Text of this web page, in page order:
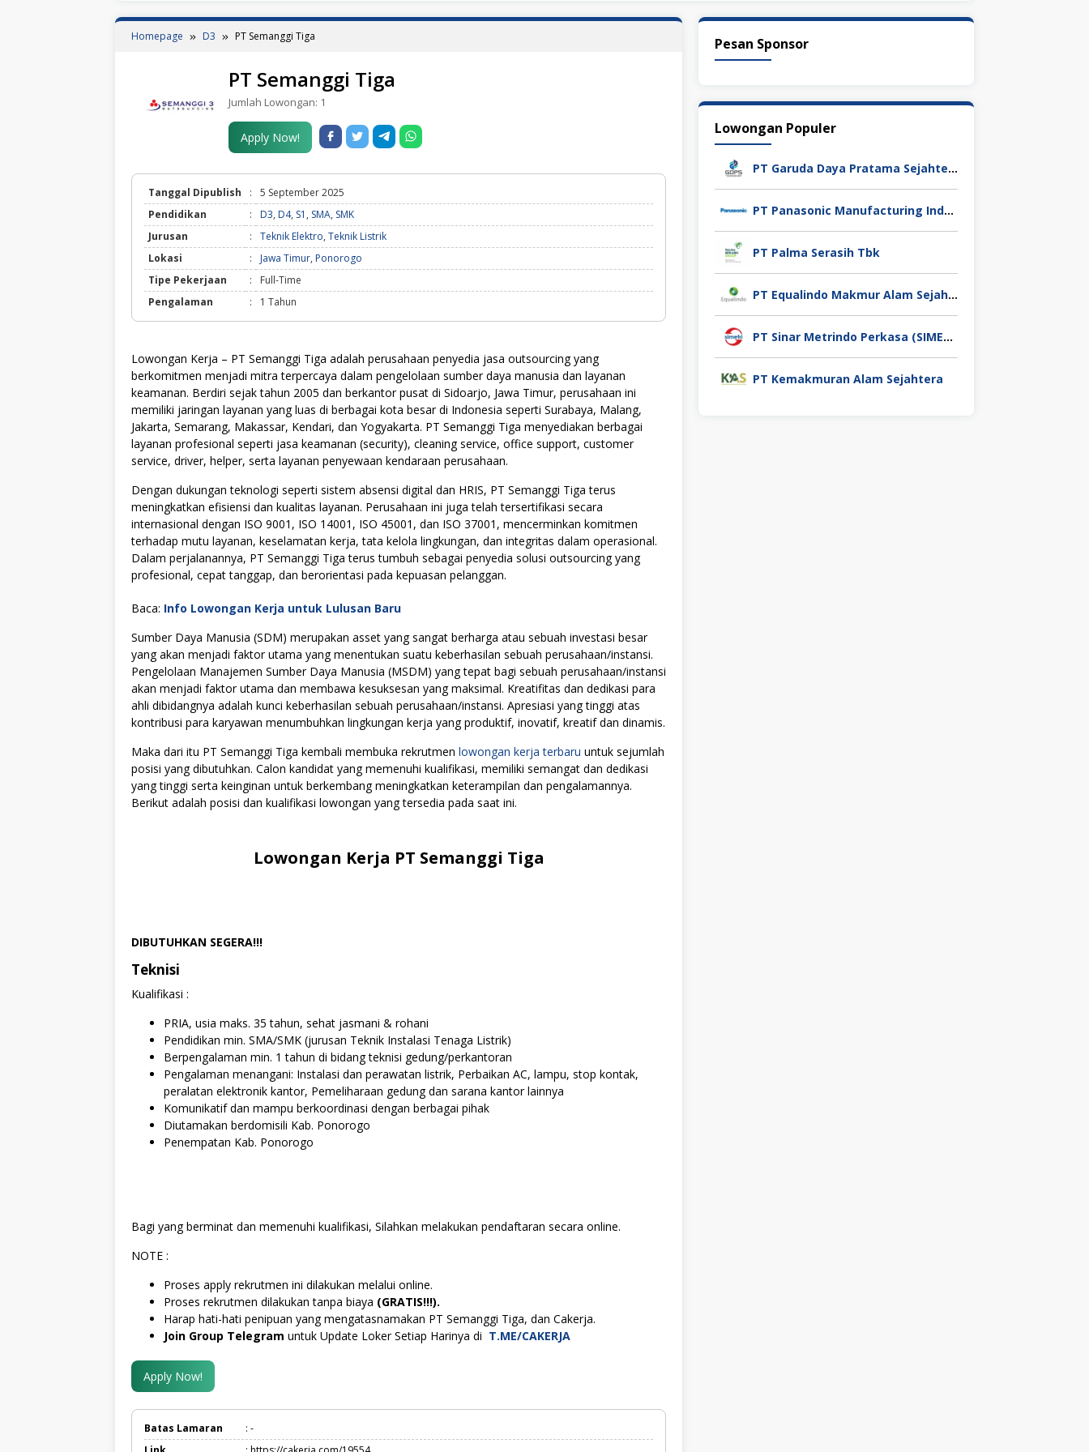
Homepage D3 PT Semanggi Tiga
PT Semanggi Tiga
Jumlah Lowongan: 1
Apply Now!
Tanggal Dipublish :
5 September 2025
Pendidikan
: D3, D4, S1 , SMA, SMK
Jurusan
: Teknik Elektro, Teknik Listrik
Lokasi
: Jawa Timur, Ponorogo
Tipe Pekerjaan
:
Full-Time
Pengalaman
: 1 Tahun
Lowongan Kerja – PT Semanggi Tiga adalah perusahaan penyedia jasa outsourcing yang
berkomitmen menjadi mitra terpercaya dalam pengelolaan sumber daya manusia dan layanan
keamanan. Berdiri sejak tahun 2005 dan berkantor pusat di Sidoarjo, Jawa Timur, perusahaan ini
memiliki jaringan layanan yang luas di berbagai kota besar di Indonesia seperti Surabaya, Malang,
Jakarta, Semarang, Makassar, Kendari, dan Yogyakarta. PT Semanggi Tiga menyediakan berbagai
layanan profesional seperti jasa keamanan (security), cleaning service, office support, customer
service, driver, helper, serta layanan penyewaan kendaraan perusahaan.
Dengan dukungan teknologi seperti sistem absensi digital dan HRIS, PT Semanggi Tiga terus
meningkatkan efisiensi dan kualitas layanan. Perusahaan ini juga telah tersertifikasi secara
internasional dengan ISO 9001, ISO 14001, ISO 45001, dan ISO 37001, mencerminkan komitmen
terhadap mutu layanan, keselamatan kerja, tata kelola lingkungan, dan integritas dalam operasional.
Dalam perjalanannya, PT Semanggi Tiga terus tumbuh sebagai penyedia solusi outsourcing yang
profesional, cepat tanggap, dan berorientasi pada kepuasan pelanggan.
Baca: Info Lowongan Kerja untuk Lulusan Baru
Sumber Daya Manusia (SDM) merupakan asset yang sangat berharga atau sebuah investasi besar
yang akan menjadi faktor utama yang menentukan suatu keberhasilan sebuah perusahaan/instansi.
Pengelolaan Manajemen Sumber Daya Manusia (MSDM) yang tepat bagi sebuah perusahaan/instansi
akan menjadi faktor utama dan membawa kesuksesan yang maksimal. Kreatifitas dan dedikasi para
ahli dibidangnya adalah kunci keberhasilan sebuah perusahaan/instansi. Apresiasi yang tinggi atas
kontribusi para karyawan menumbuhkan lingkungan kerja yang produktif, inovatif, kreatif dan dinamis.
Maka dari itu PT Semanggi Tiga kembali membuka rekrutmen lowongan kerja terbaru untuk sejumlah
posisi yang dibutuhkan. Calon kandidat yang memenuhi kualifikasi, memiliki semangat dan dedikasi
yang tinggi serta keinginan untuk berkembang meningkatkan keterampilan dan pengalamannya.
Berikut adalah posisi dan kualifikasi lowongan yang tersedia pada saat ini.
Lowongan Kerja PT Semanggi Tiga
DIBUTUHKAN SEGERA!!!
Teknisi
Kualifikasi :
PRIA, usia maks. 35 tahun, sehat jasmani & rohani
Pendidikan min. SMA/SMK (jurusan Teknik Instalasi Tenaga Listrik)
Berpengalaman min. 1 tahun di bidang teknisi gedung/perkantoran
Pengalaman menangani: Instalasi dan perawatan listrik, Perbaikan AC, lampu, stop kontak,
peralatan elektronik kantor, Pemeliharaan gedung dan sarana kantor lainnya
Komunikatif dan mampu berkoordinasi dengan berbagai pihak
Diutamakan berdomisili Kab. Ponorogo
Penempatan Kab. Ponorogo
Bagi yang berminat dan memenuhi kualifikasi, Silahkan melakukan pendaftaran secara online.
NOTE :
Proses apply rekrutmen ini dilakukan melalui online.
Proses rekrutmen dilakukan tanpa biaya (GRATIS!!!).
Harap hati-hati penipuan yang mengatasnamakan PT Semanggi Tiga, dan Cakerja.
Join Group Telegram untuk Update Loker Setiap Harinya di T.ME/CAKERJA
Apply Now!
Batas Lamaran
: -
Pesan Sponsor
Lowongan Populer
PT Garuda Daya Pratama Sejahtera
PT Panasonic Manufacturing Indonesia
PT Palma Serasih Tbk
PT Equalindo Makmur Alam Sejahtera (Equalindo Group)
PT Sinar Metrindo Perkasa (SIMETRI)
PT Kemakmuran Alam Sejahtera